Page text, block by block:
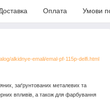
Оплата Умови
alkidnye-emali/emal-pf-115p-delfi.html
заґрунтованих металевих та
впливів, а також для фарбування